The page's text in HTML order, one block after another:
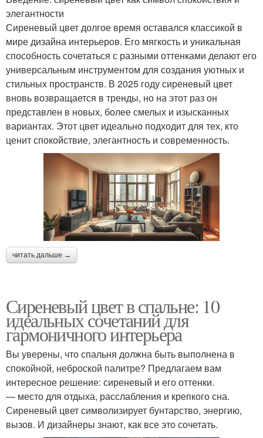
элегантности
Сиреневый цвет долгое время оставался классикой в
мире дизайна интерьеров. Его мягкость и уникальная
способность сочетаться с разными оттенками делают его
универсальным инструментом для создания уютных и
стильных пространств. В 2025 году сиреневый цвет
вновь возвращается в тренды, но на этот раз он
представлен в новых, более смелых и изысканных
вариантах. Этот цвет идеально подходит для тех, кто
ценит спокойствие, элегантность и современность.
читать дальше →
Сиреневый цвет в спальне: 10
идеальных сочетаний для
гармоничного интерьера
Вы уверены, что спальня должна быть выполнена в
спокойной, неброской палитре? Предлагаем вам
интересное решение: сиреневый и его оттенки.
— место для отдыха, расслабления и крепкого сна.
Сиреневый цвет символизирует бунтарство, энергию,
вызов. И дизайнеры знают, как все это сочетать.